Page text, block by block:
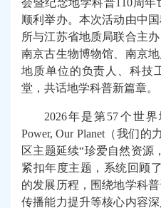
会暨纪念地学科普110周
顺利举办。本次活动由中
所与江苏省地质局联合主
南京古生物博物馆、南京
地质单位的负责人、科技
堂，共话地学科普新篇章。
2026年是第57个世
Power, Our Planet（我们
区主题延续“珍爱自然资源
紧扣年度主题， 系统回顾
的发展 历程， 围绕地学科
传播能力提升等核心内容